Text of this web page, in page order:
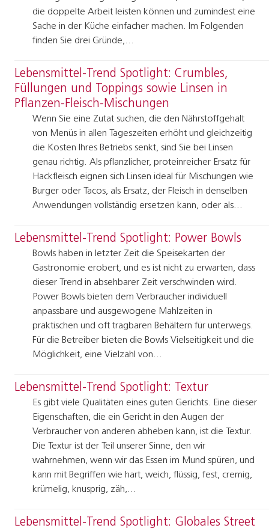
die doppelte Arbeit leisten können und zumindest eine
Sache in der Küche einfacher machen. Im Folgenden
finden Sie drei Gründe,…
Lebensmittel-Trend Spotlight: Crumbles,
Füllungen und Toppings sowie Linsen in
Pflanzen-Fleisch-Mischungen
Wenn Sie eine Zutat suchen, die den Nährstoffgehalt
von Menüs in allen Tageszeiten erhöht und gleichzeitig
die Kosten Ihres Betriebs senkt, sind Sie bei Linsen
genau richtig. Als pflanzlicher, proteinreicher Ersatz für
Hackfleisch eignen sich Linsen ideal für Mischungen wie
Burger oder Tacos, als Ersatz, der Fleisch in denselben
Anwendungen vollständig ersetzen kann, oder als…
Lebensmittel-Trend Spotlight: Power Bowls
Bowls haben in letzter Zeit die Speisekarten der
Gastronomie erobert, und es ist nicht zu erwarten, dass
dieser Trend in absehbarer Zeit verschwinden wird.
Power Bowls bieten dem Verbraucher individuell
anpassbare und ausgewogene Mahlzeiten in
praktischen und oft tragbaren Behältern für unterwegs.
Für die Betreiber bieten die Bowls Vielseitigkeit und die
Möglichkeit, eine Vielzahl von…
Lebensmittel-Trend Spotlight: Textur
Es gibt viele Qualitäten eines guten Gerichts. Eine dieser
Eigenschaften, die ein Gericht in den Augen der
Verbraucher von anderen abheben kann, ist die Textur.
Die Textur ist der Teil unserer Sinne, den wir
wahrnehmen, wenn wir das Essen im Mund spüren, und
kann mit Begriffen wie hart, weich, flüssig, fest, cremig,
krümelig, knusprig, zäh,…
Lebensmittel-Trend Spotlight: Globales Street